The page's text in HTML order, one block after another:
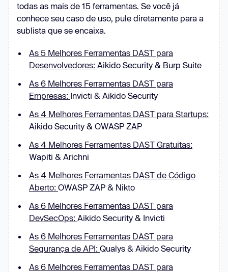
todas as mais de 15 ferramentas. Se você já
conhece seu caso de uso, pule diretamente para a
sublista que se encaixa.
As 5 Melhores Ferramentas DAST para
Desenvolvedores: Aikido Security & Burp Suite
As 6 Melhores Ferramentas DAST para
Empresas: Invicti & Aikido Security
As 4 Melhores Ferramentas DAST para Startups:
Aikido Security & OWASP ZAP
As 4 Melhores Ferramentas DAST Gratuitas:
Wapiti & Arichni
As 4 Melhores Ferramentas DAST de Código
Aberto: OWASP ZAP & Nikto
As 6 Melhores Ferramentas DAST para
DevSecOps: Aikido Security & Invicti
As 6 Melhores Ferramentas DAST para
Segurança de API: Qualys & Aikido Security
As 6 Melhores Ferramentas DAST para